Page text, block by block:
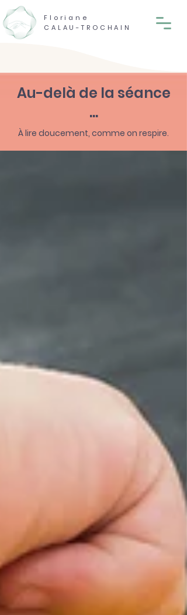
Floriane
CALAU-TROCHAIN
Au-delà de la séance
...
À lire doucement, comme on respire.